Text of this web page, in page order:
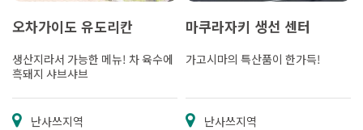
오차가이도 유도리칸
생산지라서 가능한 메뉴! 차 육수에
흑돼지 샤브샤브
난사쓰지역
마쿠라자키 생선 센터
가고시마의 특산품이 한가득!
난사쓰지역